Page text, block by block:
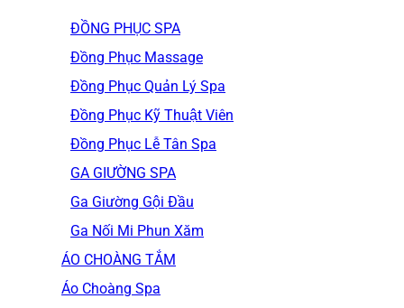
ĐỒNG PHỤC SPA
Đồng Phục Massage
Đồng Phục Quản Lý Spa
Đồng Phục Kỹ Thuật Viên
Đồng Phục Lễ Tân Spa
GA GIƯỜNG SPA
Ga Giường Gội Đầu
Ga Nối Mi Phun Xăm
ÁO CHOÀNG TẮM
Áo Choàng Spa